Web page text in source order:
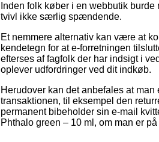
Inden folk køber i en webbutik
tvivl ikke særlig spændende.
Et nemmere alternativ kan være at
kendetegn for at e-forretningen
efterses af fagfolk der har indsigt i
oplever udfordringer ved dit indkøb.
Herudover kan det anbefales at
transaktionen, til eksempel den
permanent bibeholder sin e-mail
Phthalo green – 10 ml, om man er